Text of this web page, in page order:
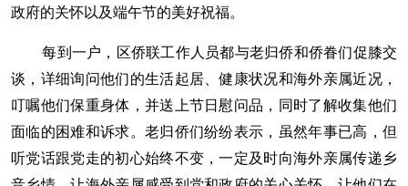
政府的关怀以及端午节的美好祝福。
每到一户，区侨联工作人员都与老归侨和侨眷们促膝交
谈，详细询问他们的生活起居、健康状况和海外亲属近况，
叮嘱他们保重身体，并送上节日慰问品，同时了解收集他们
面临的困难和诉求。老归侨们纷纷表示，虽然年事已高，但
听党话跟党走的初心始终不变，一定及时向海外亲属传递乡